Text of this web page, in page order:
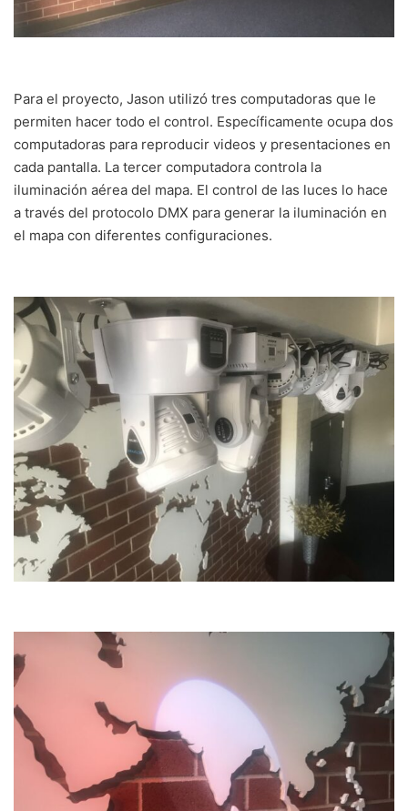
Para el proyecto, Jason utilizó tres computadoras que le
permiten hacer todo el control. Específicamente ocupa dos
computadoras para reproducir videos y presentaciones en
cada pantalla. La tercer computadora controla la
iluminación aérea del mapa. El control de las luces lo hace
a través del protocolo DMX para generar la iluminación en
el mapa con diferentes configuraciones.